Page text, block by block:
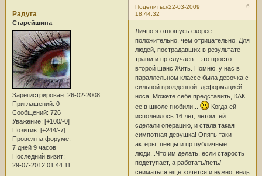
Поделиться 6
22-03-2009
18:44:32
Радуга
Старейшина
Зарегистрирован: 26-02-2008
Приглашений: 0
Сообщений: 726
Уважение: [+100/-0]
Позитив: [+244/-7]
Провел на форуме:
7 дней 9 часов
Последний визит:
29-07-2012 01:44:11
Лично я отношусь скорее
положительно, чем отрицательно. Для
людей, пострадавших в результате
травм и пр.случаев - это просто
второй шанс Жить. Помню. у нас в
параллельном классе была девочка с
сильной врожденной деформацией
носа. Можете себе представить, КАК
ее в школе гнобили...
Когда ей
исполнилось 16 лет, летом ей
сделали операцию, и стала такая
симпотная девушка! Опять таки
актеры, певцы и пр.публичные
люди...Что им делать, если старость
подступает, а работать/петь/
сниматься еще хочется и нужно, ведь